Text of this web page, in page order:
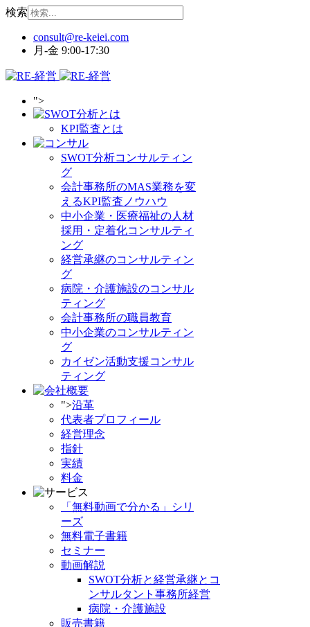
検索
月-金 9:00-17:30
">
KPI監査とは
SWOT分析コンサルティン
グ
会計事務所のMAS業務を変
えるKPI監査ノウハウ
中小企業・医療福祉の人材
採用・定着化コンサルティ
ング
経営承継のコンサルティン
グ
病院・介護施設のコンサル
ティング
会計事務所の職員教育
中小企業のコンサルティン
グ
カイゼン活動支援コンサル
ティング
">沿革
代表者プロフィール
経営理念
指針
実績
料金
「無料動画で分かる」シリ
ーズ
無料電子書籍
セミナー
動画解説
SWOT分析と経営承継とコ
ンサルタント事務所経営
病院・介護施設
販売書籍